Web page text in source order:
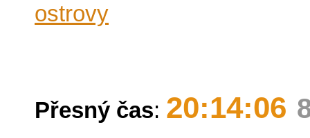
ostrovy
Přesný čas: 20:14:06